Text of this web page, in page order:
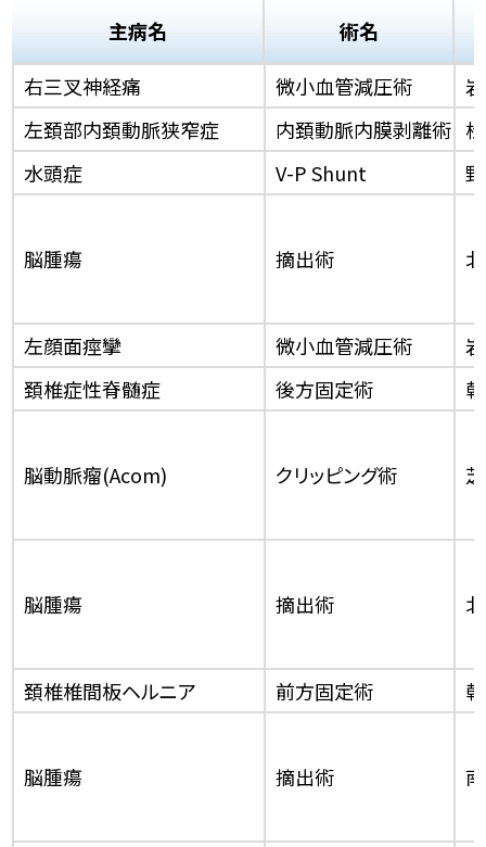
主病名
術名
右三叉神経痛
微小血管減圧術
左頚部内頚動脈狭窄症
内頚動脈内膜剥離術
水頭症
V-P Shunt
脳腫瘍 摘出術
左顔面痙攣 微小血管減圧術
頚椎症性脊髄症
後方固定術
脳動脈瘤(Acom) クリッピング術
脳腫瘍 摘出術
頚椎椎間板ヘルニア 前方固定術
脳腫瘍 摘出術